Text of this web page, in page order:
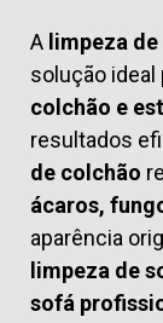
A limpeza
solução ideal
colchão e
resultados
de colchão
ácaros,
aparência
limpeza de
sofá